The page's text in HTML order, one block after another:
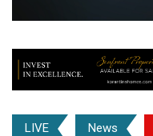
LIVE News